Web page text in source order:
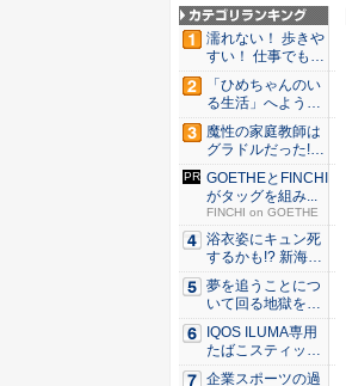
濡れない！ 歩きや
すい！ 仕事でも履
ける...
「ひめちゃんのい
る生活」へようこ
そ！ 「...
魔性の家庭教師は
グラドルだった!?
村雨...
GOETHEとFINCHI
がタッグを組み...
FINCHI on GOETHE
浴衣姿にキュン死
するかも!? 新海ま
きが...
夢を追うことにつ
いて回る地獄を描
く『二階...
IQOS ILUMA専用
たばこスティッ
ク...
企業スポーツの過